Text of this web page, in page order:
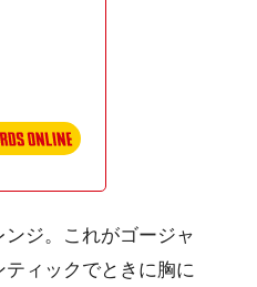
ジ。これがゴージャ
ィックでときに胸に